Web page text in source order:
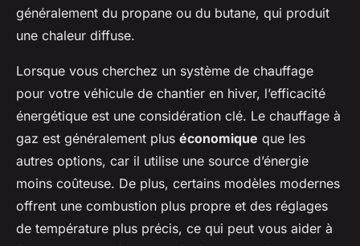
généralement du propane ou du butane, qui produit
une chaleur diffuse.
Lorsque vous cherchez un système de chauffage
pour votre véhicule de chantier en hiver, l’efficacité
énergétique est une considération clé. Le chauffage à
gaz est généralement plus économique que les
autres options, car il utilise une source d’énergie
moins coûteuse. De plus, certains modèles modernes
offrent une combustion plus propre et des réglages
de température plus précis, ce qui peut vous aider à